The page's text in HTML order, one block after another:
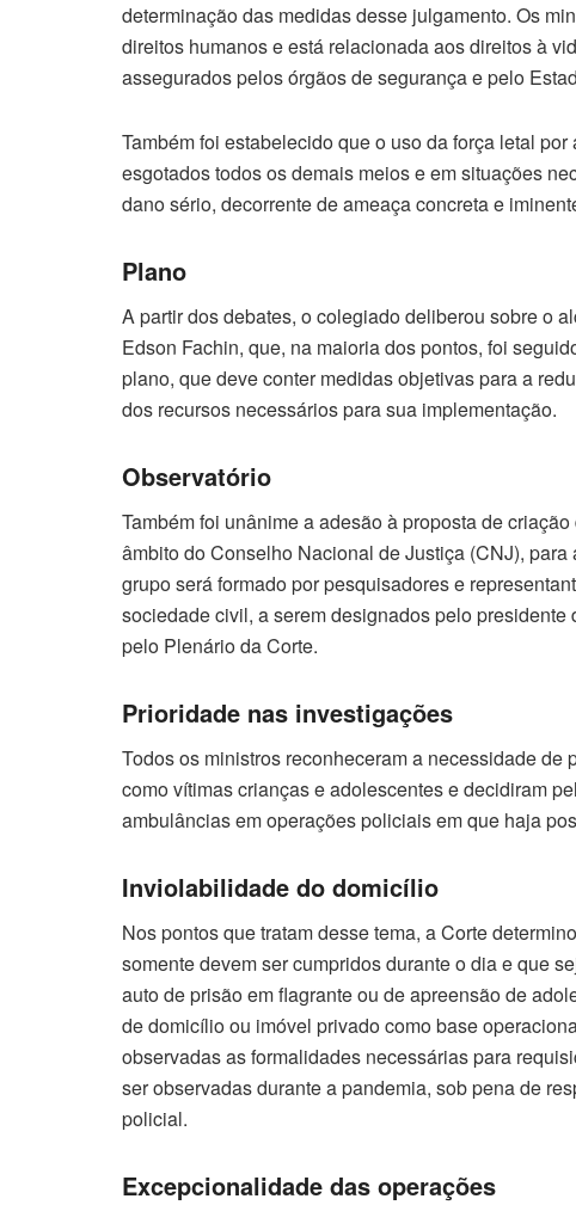
determinação das medidas desse julgamento. Os
direitos humanos e está relacionada aos direitos à
assegurados pelos órgãos de segurança e pelo
Também foi estabelecido que o uso da força letal
esgotados todos os demais meios e em situações
dano sério, decorrente de ameaça concreta e
Plano
A partir dos debates, o colegiado deliberou sobre o
Edson Fachin, que, na maioria dos pontos, foi
plano, que deve conter medidas objetivas para a
dos recursos necessários para sua implementação.
Observatório
Também foi unânime a adesão à proposta de
âmbito do Conselho Nacional de Justiça (CNJ),
grupo será formado por pesquisadores e
sociedade civil, a serem designados pelo
pelo Plenário da Corte.
Prioridade nas investigações
Todos os ministros reconheceram a necessidade
como vítimas crianças e adolescentes e decidiram
ambulâncias em operações policiais em que haja
Inviolabilidade do domicílio
Nos pontos que tratam desse tema, a Corte
somente devem ser cumpridos durante o dia e que
auto de prisão em flagrante ou de apreensão de
de domicílio ou imóvel privado como base
observadas as formalidades necessárias para
ser observadas durante a pandemia, sob pena de
policial.
Excepcionalidade das operações